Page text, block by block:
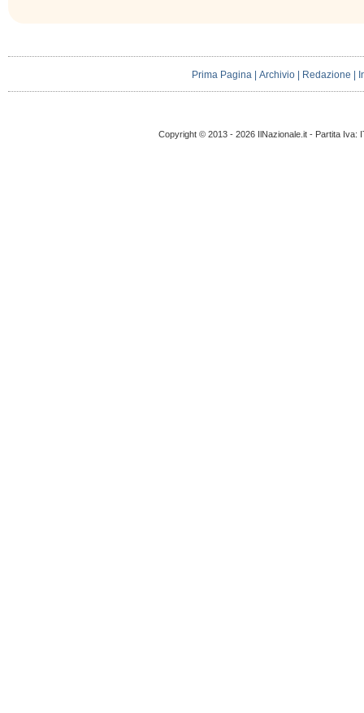
Prima Pagina |Archivio Redazione
Copyright © 2013 - 2026 IlNazionale.it - Partita Iva: